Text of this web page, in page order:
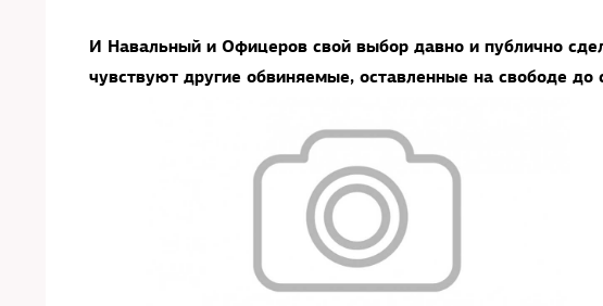
И Навальный и Офицеров свой выбор давно и публично
чувствуют другие обвиняемые, оставленные на свободе